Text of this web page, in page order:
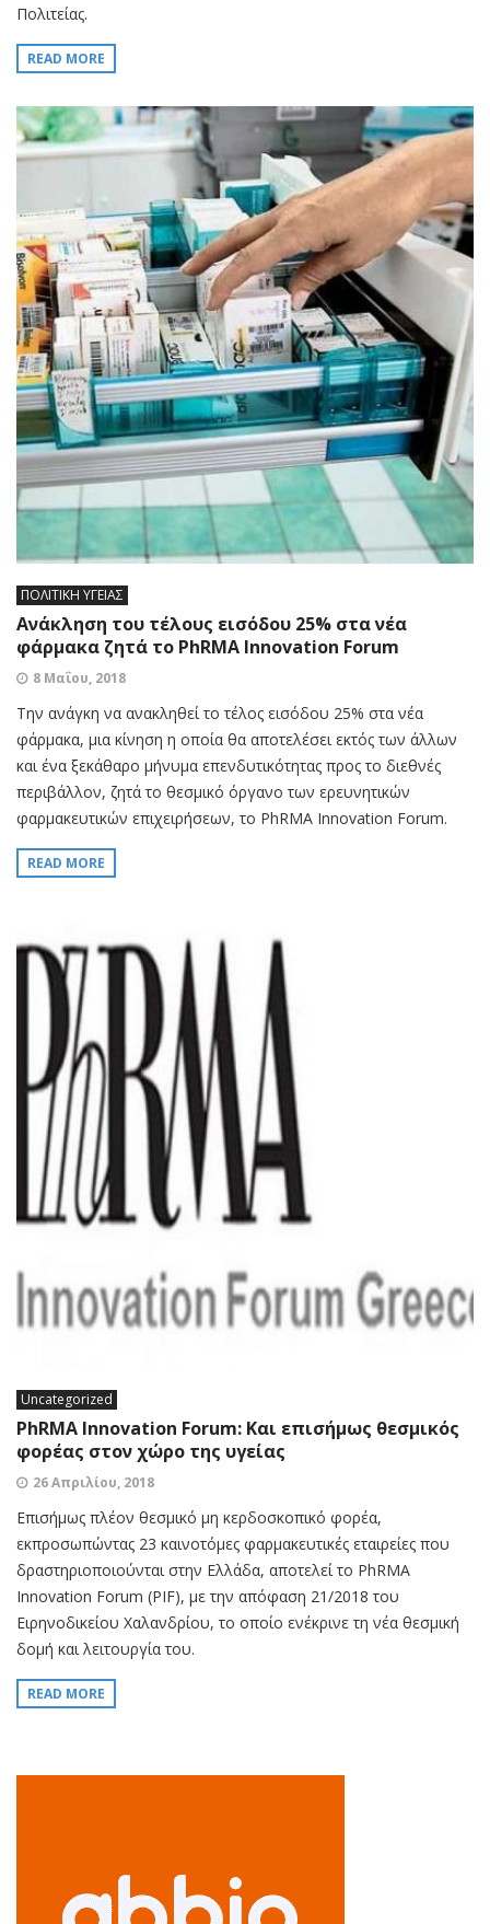
Πολιτείας.
READ MORE
ΠΟΛΙΤΙΚΗ ΥΓΕΙΑΣ
Ανάκληση του τέλους εισόδου 25% στα νέα
φάρμακα ζητά το PhRMA Innovation Forum
8 Μαΐου, 2018
Την ανάγκη να ανακληθεί το τέλος εισόδου 25% στα νέα
φάρμακα, μια κίνηση η οποία θα αποτελέσει εκτός των άλλων
και ένα ξεκάθαρο μήνυμα επενδυτικότητας προς το διεθνές
περιβάλλον, ζητά το θεσμικό όργανο των ερευνητικών
φαρμακευτικών επιχειρήσεων, το PhRMA Innovation Forum.
READ MORE
Uncategorized
PhRMA Innovation Forum: Και επισήμως θεσμικός
φορέας στον χώρο της υγείας
26 Απριλίου, 2018
Eπισήμως πλέον θεσμικό μη κερδοσκοπικό φορέα,
εκπροσωπώντας 23 καινοτόμες φαρμακευτικές εταιρείες που
δραστηριοποιούνται στην Ελλάδα, αποτελεί το PhRMA
Innovation Forum (PIF), με την απόφαση 21/2018 του
Ειρηνοδικείου Χαλανδρίου, το οποίο ενέκρινε τη νέα θεσμική
δομή και λειτουργία του.
READ MORE